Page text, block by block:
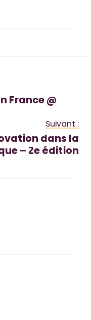
France @
Suivant :
dans la
– 2e édition